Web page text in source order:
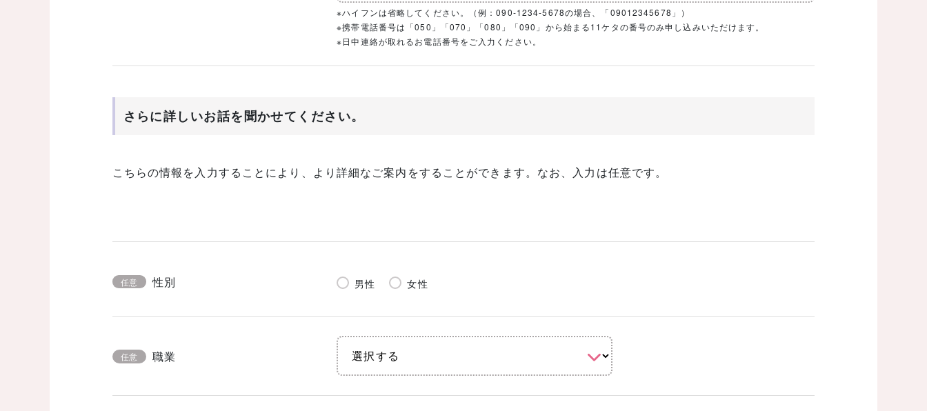
※ハイフンは省略してください。（例：090-1234-5678の場合、「09012345678」）
※携帯電話番号は「050」「070」「080」「090」から始まる11ケタの番号のみ申し込みいただけます。
※日中連絡が取れるお電話番号をご入力ください。
さらに詳しいお話を聞かせてください。
こちらの情報を入力することにより、より詳細なご案内をすることができます。なお、入力は任意です。
任意 性別 男性 女性
任意 職業